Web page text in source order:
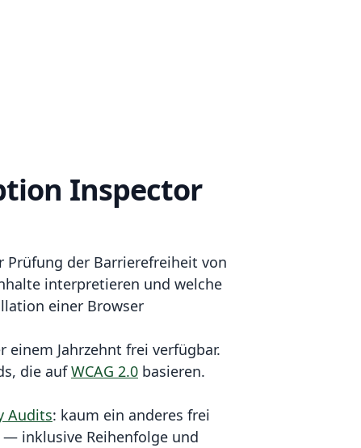
Inspector
der Barrierefreiheit von
interpretieren und welche
einer Browser
Jahrzehnt frei verfügbar.
die aufWCAG 2.0 basieren.
Audits: kaum ein anderes frei
— inklusive Reihenfolge und